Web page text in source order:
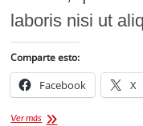
laboris nisi ut
Comparte esto:
Facebook X
Ver másCan